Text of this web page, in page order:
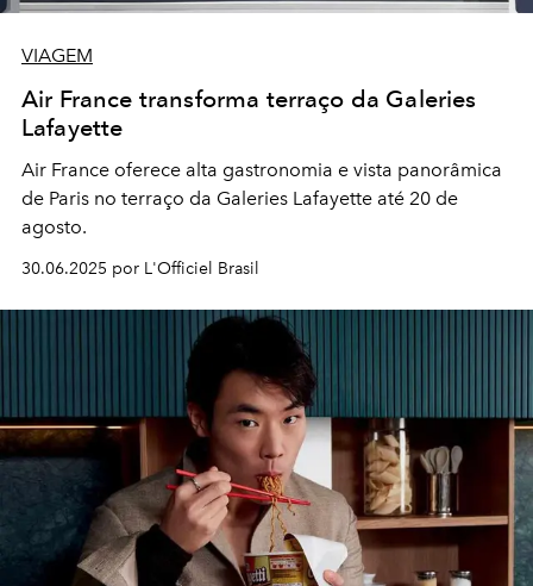
VIAGEM
Air France transforma terraço da Galeries
Lafayette
Air France oferece alta gastronomia e vista panorâmica
de Paris no terraço da Galeries Lafayette até 20 de
agosto.
30.06.2025 por L'Officiel Brasil